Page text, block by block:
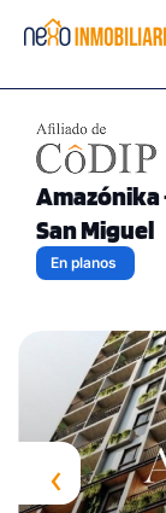
Amazónika
San Miguel
En planos
‹